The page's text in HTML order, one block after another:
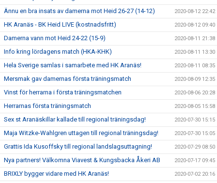
Ännu en bra insats av damerna mot Heid 26-27 (14-12) 2020-08-12 22:42
HK Aranäs - BK Heid LIVE (kostnadsfritt) 2020-08-12 09:40
Damerna vann mot Heid 24-22 (15-9) 2020-08-11 21:38
Info kring lördagens match (HKA-KHK) 2020-08-11 13:30
Hela Sverige samlas i samarbete med HK Aranäs! 2020-08-11 08:35
Mersmak gav damernas första träningsmatch 2020-08-09 12:35
Vinst för herrarna i första träningsmatchen 2020-08-06 20:28
Herrarnas första träningsmatch 2020-08-05 15:58
Sex st Aranäskillar kallade till regional träningsdag! 2020-07-30 15:15
Maja Witzke-Wahlgren uttagen till regional träningsdag! 2020-07-30 15:05
Grattis Ida Kusoffsky till regional landslagsuttagning! 2020-07-29 08:50
Nya partners! Välkomna Viavest & Kungsbacka Åkeri AB 2020-07-17 09:45
BRIXLY bygger vidare med HK Aranäs! 2020-07-02 20:16